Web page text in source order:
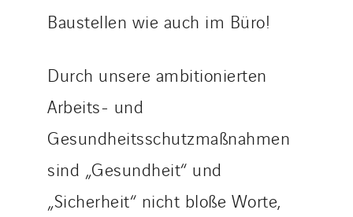
Baustellen wie auch im Büro!
Durch unsere ambitionierten
Arbeits- und
Gesundheitsschutzmaßnahmen
sind „Gesundheit“ und
„Sicherheit“ nicht bloße Worte,
SCIE Puy de Dome
SDEL Grand Ouest
SDEL Navis
SDEL Rouergue
SDEL Tertiaire
SDEL Transport